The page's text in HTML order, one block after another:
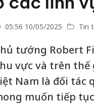
05:56 10/05/2025 Tin
tướng Robert
vực và trên thế
Nam là đối tác
muốn tiếp